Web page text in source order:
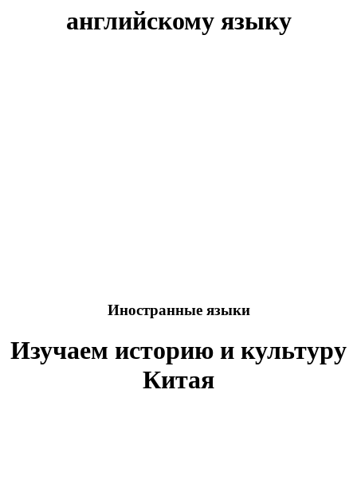
английскому языку
Иностранные языки
Изучаем историю и культуру
Китая